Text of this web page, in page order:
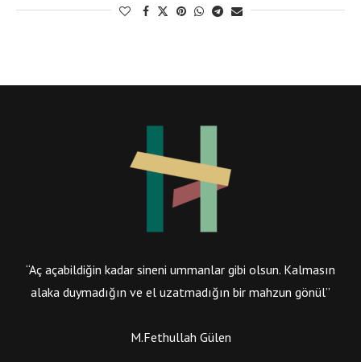
“Aç açabildiğin kadar sineni ummanlar gibi olsun. Kalmasın
alaka duymadığın ve el uzatmadığın bir mahzun gönül”
M.Fethullah Gülen